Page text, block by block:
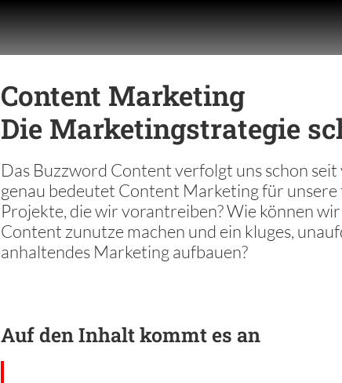
Content Marketing
Die Marketingstrategie
Das Buzzword Content verfolgt uns schon seit
genau bedeutet Content Marketing für
Projekte, die wir vorantreiben? Wie können
Content zunutze machen und ein kluges,
anhaltendes Marketing aufbauen?
Auf den Inhalt kommt es an